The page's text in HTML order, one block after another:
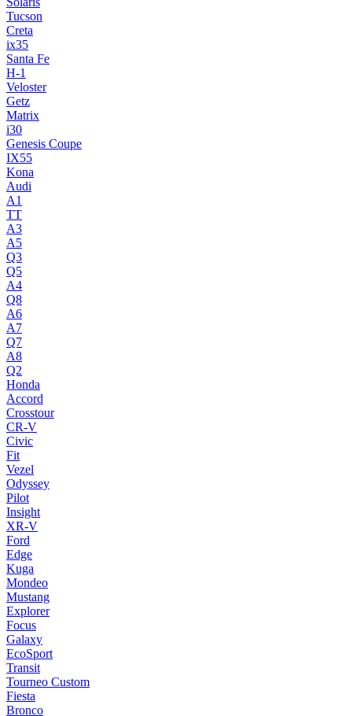
Tucson
Creta
ix35
Santa Fe
H-1
Veloster
Getz
Matrix
i30
Genesis Coupe
IX55
Kona
Audi
A1
TT
A3
A5
Q3
Q5
A4
Q8
A6
A7
Q7
A8
Q2
Honda
Accord
Crosstour
CR-V
Civic
Fit
Vezel
Odyssey
Pilot
Insight
XR-V
Ford
Edge
Kuga
Mondeo
Mustang
Explorer
Focus
Galaxy
EcoSport
Transit
Tourneo Custom
Fiesta
Bronco